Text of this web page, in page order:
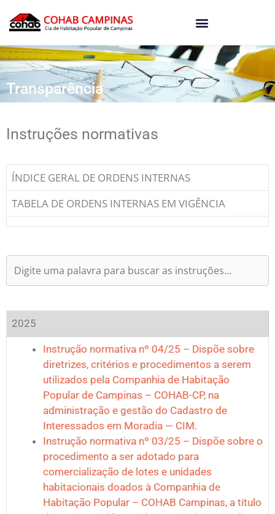
conteúdo
Transparência
Instruções normativas
ÍNDICE GERAL DE ORDENS INTERNAS
TABELA DE ORDENS INTERNAS EM VIGÊNCIA
2025
Instrução normativa nº 04/25 – Dispõe sobre
diretrizes, critérios e procedimentos a serem
utilizados pela Companhia de Habitação
Popular de Campinas – COHAB-CP, na
administração e gestão do Cadastro de
Interessados em Moradia — CIM.
Instrução normativa nº 03/25 – Dispõe sobre o
procedimento a ser adotado para
comercialização de lotes e unidades
habitacionais doados à Companhia de
Habitação Popular – COНАВ Campinas, a título